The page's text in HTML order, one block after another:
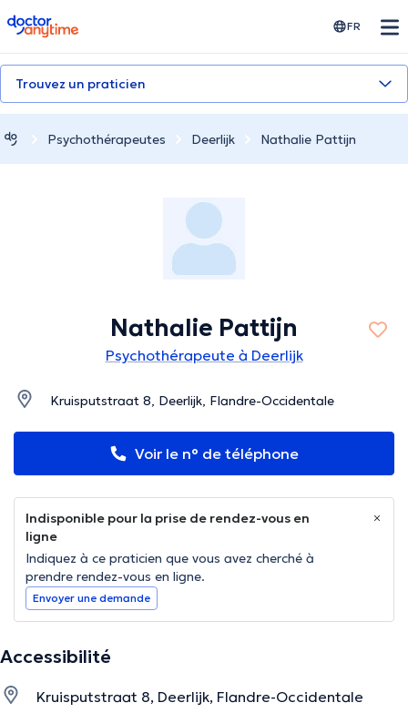
doctoranytime FR
Trouvez un praticien
Psychothérapeutes Deerlijk Nathalie Pattijn
Nathalie Pattijn
Psychothérapeute à Deerlijk
Kruisputstraat 8, Deerlijk, Flandre-Occidentale
Voir le n° de téléphone
Indisponible pour la prise de rendez-vous en
ligne
Indiquez à ce praticien que vous avez cherché à
prendre rendez-vous en ligne.
Envoyer une demande
Accessibilité
Kruisputstraat 8, Deerlijk, Flandre-Occidentale